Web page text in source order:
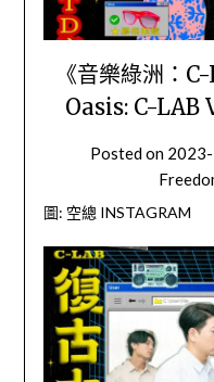
《音樂綠洲：
Oasis: C-LAB
Posted on
圖: 空總 INSTAGRAM